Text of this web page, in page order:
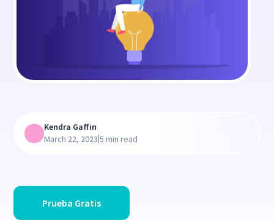
Prueba Gratis
Kendra Gaffin
March 22, 2023|5 min read